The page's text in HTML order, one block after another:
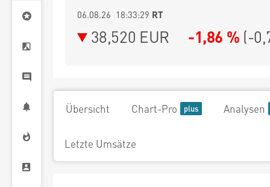
06.08.26 18:33:29 RT
38,520 EUR -1,86 % (-
Übersicht Chart-Pro Analysen
Letzte Umsätze